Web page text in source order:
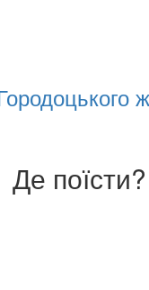
Де поїсти?